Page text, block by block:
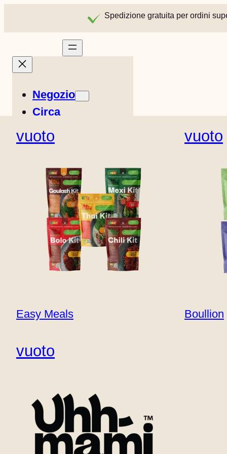
Spedizione gratuita per ordini
Negozio
vuoto
Easy Meals
vuoto
Boullion
vuoto
Circa
Storie
Ricette
Posizione del
negozio
Contatto
Francese
Ricette
Benvenuti nella vostra destinazione
sostenibile!
Siete pronti a intraprendere un viaggio culinario in cui il